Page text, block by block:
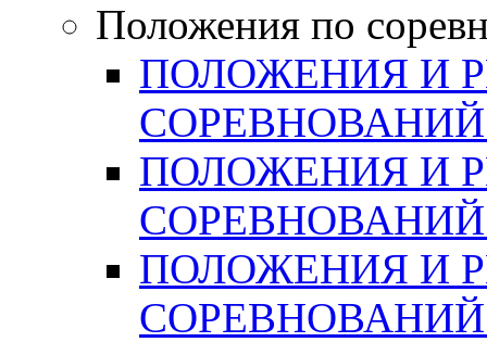
Положения по
ПОЛОЖЕНИЯ И
СОРЕВНОВАНИЙ
ПОЛОЖЕНИЯ И
СОРЕВНОВАНИЙ
ПОЛОЖЕНИЯ И
СОРЕВНОВАНИЙ